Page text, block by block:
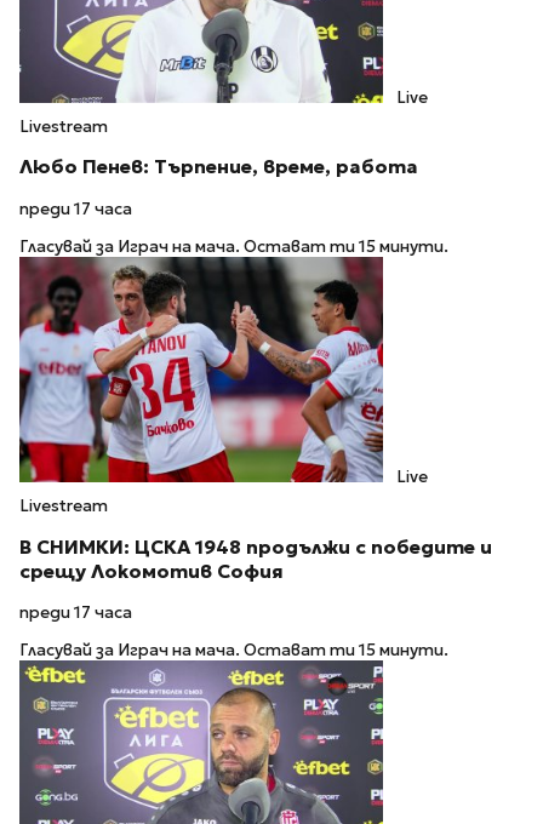
Live
Livestream
Любо Пенев: Търпение, време, работа
преди 17 часа
Гласувай за Играч на мача. Остават ти 15 минути.
Live
Livestream
В СНИМКИ: ЦСКА 1948 продължи с победите и
срещу Локомотив София
преди 17 часа
Гласувай за Играч на мача. Остават ти 15 минути.